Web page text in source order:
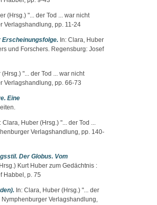
(Hrsg.) "... der Tod ... war nicht
Verlagshandlung, pp. 11-24
Erscheinungsfolge. In: Clara, Huber
und Forschers. Regensburg: Josef
(Hrsg.) "... der Tod ... war nicht
Verlagshandlung, pp. 66-73
Eine
Clara, Huber(Hrsg.) "... der Tod ...
Verlagshandlung, pp. 140-
Der Globus. Vom
Kurt Huber zum Gedächtnis :
Habbel, p. 75
In: Clara, Huber(Hrsg.) "... der
Verlagshandlung,